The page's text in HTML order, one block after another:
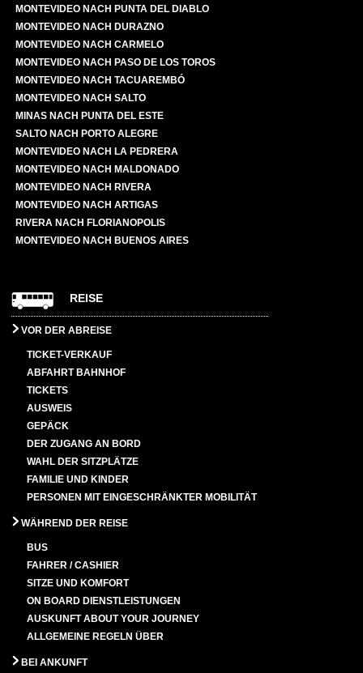
MONTEVIDEO NACH PUNTA DEL DIABLO
MONTEVIDEO NACH DURAZNO
MONTEVIDEO NACH CARMELO
MONTEVIDEO NACH PASO DE LOS TOROS
MONTEVIDEO NACH TACUAREMBÓ
MONTEVIDEO NACH SALTO
MINAS NACH PUNTA DEL ESTE
SALTO NACH PORTO ALEGRE
MONTEVIDEO NACH LA PEDRERA
MONTEVIDEO NACH MALDONADO
MONTEVIDEO NACH RIVERA
MONTEVIDEO NACH ARTIGAS
RIVERA NACH FLORIANOPOLIS
MONTEVIDEO NACH BUENOS AIRES
REISE
VOR DER ABREISE
TICKET-VERKAUF
ABFAHRT BAHNHOF
TICKETS
AUSWEIS
GEPÄCK
DER ZUGANG AN BORD
WAHL DER SITZPLÄTZE
FAMILIE UND KINDER
PERSONEN MIT EINGESCHRÄNKTER MOBILITÄT
WÄHREND DER REISE
BUS
FAHRER / CASHIER
SITZE UND KOMFORT
ON BOARD DIENSTLEISTUNGEN
AUSKUNFT ABOUT YOUR JOURNEY
ALLGEMEINE REGELN ÜBER
BEI ANKUNFT